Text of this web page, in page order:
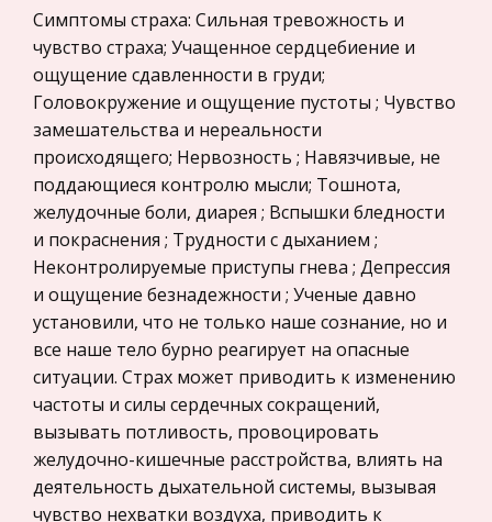
Искусство
Конституционное (государственное) право
России
Экономико-математическое
моделирование
Право
Компьютеры и периферийные устройства
Астрономия
Программное обеспечение
Разное
Уголовное и уголовно-исполнительное
право
Налоговое право
Техника
Компьютеры, Программирование
важнейшей составной частью всего процесса
развития человеческого общежития. Познание
этого процесса, в том числе и через
государственно-правовые системы, является
Симптомы страха: Сильная тревожность и
чувство страха; Учащенное сердцебиение и
ощущение сдавленности в груди;
Головокружение и ощущение пустоты ; Чувство
замешательства и нереальности
происходящего; Нервозность ; Навязчивые, не
поддающиеся контролю мысли; Тошнота,
желудочные боли, диарея ; Вспышки бледности
и покраснения ; Трудности с дыханием ;
Неконтролируемые приступы гнева ; Депрессия
и ощущение безнадежности ; Ученые давно
установили, что не только наше сознание, но и
все наше тело бурно реагирует на опасные
ситуации. Страх может приводить к изменению
частоты и силы сердечных сокращений,
вызывать потливость, провоцировать
желудочно-кишечные расстройства, влиять на
деятельность дыхательной системы, вызывая
чувство нехватки воздуха, приводить к